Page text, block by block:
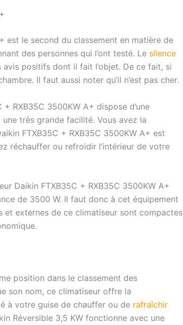
est le second du classement en matière de
des personnes qui l’ont testé. Le silence
positifs dont il fait l’objet. De ce fait, si
Il faut aussi noter qu’il n’est pas cher.
RXB35C 3500KW A+ dispose d’une
très grande facilité. Vous avez la
FTXB35C + RXB35C 3500KW A+ est
réchauffer ou refroidir l’intérieur de votre
Daikin FTXB35C + RXB35C 3500KW A+
de 3500 W. Il faut donc à cet équipement
et externes de ce climatiseur sont compactes
position dans le classement des
son nom, ce climatiseur offre la
à votre guise de chauffer ou de rafraîchir
Réversible 3,5 KW fonctionne avec une